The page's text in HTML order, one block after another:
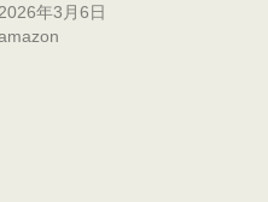
2026年3月6日